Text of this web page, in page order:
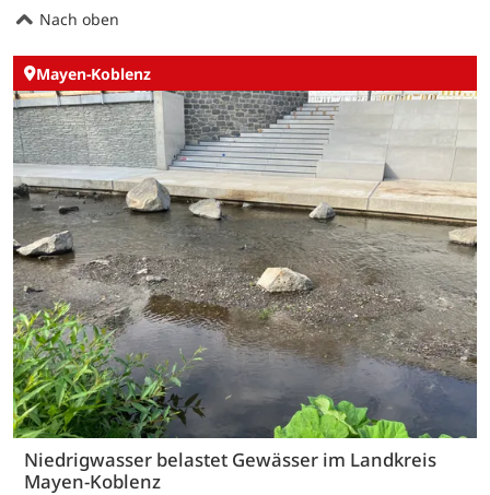
Nach oben
Mayen-Koblenz
Niedrigwasser belastet Gewässer im Landkreis
Mayen-Koblenz